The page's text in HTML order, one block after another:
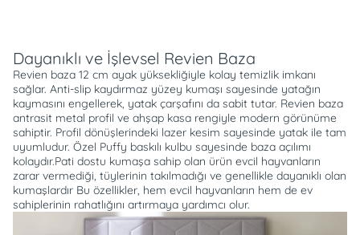
Dayanıklı ve İşlevsel Revien Baza
Revien baza 12 cm ayak yüksekliğiyle kolay temizlik imkanı
sağlar. Anti-slip kaydırmaz yüzey kumaşı sayesinde yatağın
kaymasını engellerek, yatak çarşafını da sabit tutar. Revien baza
antrasit metal profil ve ahşap kasa rengiyle modern görünüme
sahiptir. Profil dönüşlerindeki lazer kesim sayesinde yatak ile tam
uyumludur. Özel Puffy baskılı kulbu sayesinde baza açılımı
kolaydır.Pati dostu kumaşa sahip olan ürün evcil hayvanların
zarar vermediği, tüylerinin takılmadığı ve genellikle dayanıklı olan
kumaşlardır Bu özellikler, hem evcil hayvanların hem de ev
sahiplerinin rahatlığını artırmaya yardımcı olur.